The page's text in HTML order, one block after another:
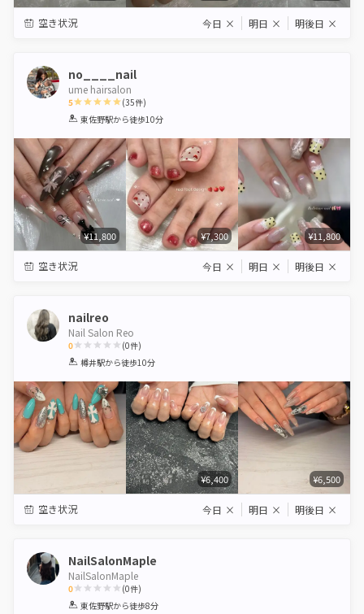
空き状況 今日 × 明日 × 明後日 ×
no____nail
ume hairsalon
5
1 2 3 4 5
(35件)
東佐野駅から徒歩10分
¥11,800 ¥7,300 ¥11,800
空き状況 今日 × 明日 × 明後日 ×
nailreo
Nail Salon Reo
0
1 2 3 4 5
(0件)
樽井駅から徒歩10分
¥6,400 ¥6,500
空き状況 今日 × 明日 × 明後日 ×
NailSalonMaple
NailSalonMaple
0
1 2 3 4 5
(0件)
東佐野駅から徒歩8分